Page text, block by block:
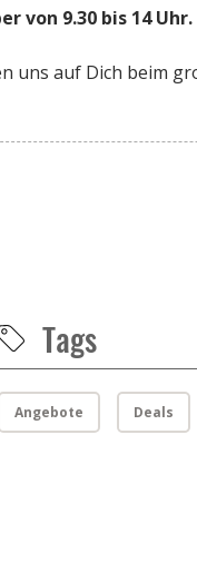
von 9.30 bis 14 Uhr.
uns auf Dich beim
Tags
Angebote Deals